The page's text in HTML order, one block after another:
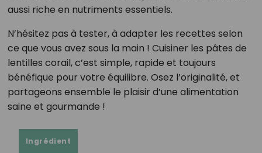
aussi riche en nutriments essentiels.
N’hésitez pas à tester, à adapter les recettes selon
ce que vous avez sous la main ! Cuisiner les pâtes de
lentilles corail, c’est simple, rapide et toujours
bénéfique pour votre équilibre. Osez l’originalité, et
partageons ensemble le plaisir d’une alimentation
saine et gourmande !
Ingrédient